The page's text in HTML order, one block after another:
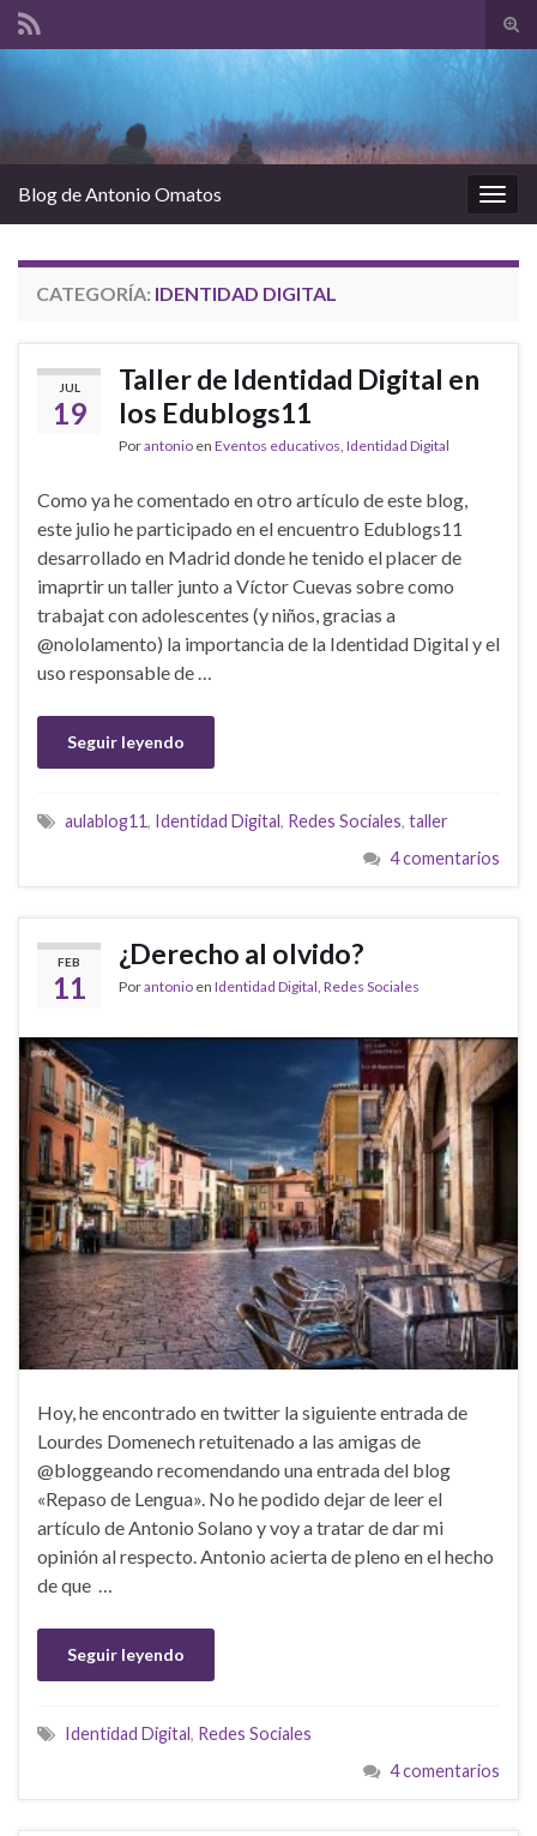
el
la
Blog de Antonio Omatos
CATEGORÍA: IDENTIDAD DIGITAL
JUL
19
Taller de Identidad Digital en
los Edublogs11
Porantonio en Eventos educativos Identidad Digital
Como ya he comentado en otro artículo de este blog,
este julio he participado en el encuentro Edublogs11
desarrollado en Madrid donde he tenido el placer de
imaprtir un taller junto a Víctor Cuevas sobre como
trabajat con adolescentes (y niños, gracias a
@nololamento) la importancia de la Identidad Digital y el
uso responsable de …
Seguir leyendo
aulablog11, Identidad Digital, Redes Sociales, taller
4 comentarios
FEB
11
¿Derecho al olvido?
Porantonio en Identidad Digital Redes Sociales
Hoy, he encontrado en twitter la siguiente entrada de
Lourdes Domenech retuitenado a las amigas de
@bloggeando recomendando una entrada del blog
«Repaso de Lengua». No he podido dejar de leer el
artículo de Antonio Solano y voy a tratar de dar mi
opinión al respecto. Antonio acierta de pleno en el hecho
de que …
Seguir leyendo
Identidad Digital, Redes Sociales
4 comentarios